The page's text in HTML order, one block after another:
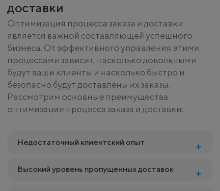
доставки
Оптимизация процесса заказа и доставки
является важной составляющей успешного
бизнеса. От эффективного управления этими
процессами зависит, насколько довольными
будут ваши клиенты и насколько быстро и
безопасно будут доставлены их заказы.
Рассмотрим основные преимущества
оптимизации процесса заказа и доставки:
Недостаточный клиентский опыт
Высокий уровень пропущенных доставок